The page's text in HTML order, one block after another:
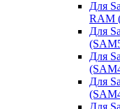
Для
RAM
Для
Для
Для
Для